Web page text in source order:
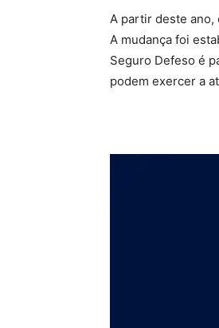
A partir deste ano,
A mudança foi
Seguro Defeso é
podem exercer a